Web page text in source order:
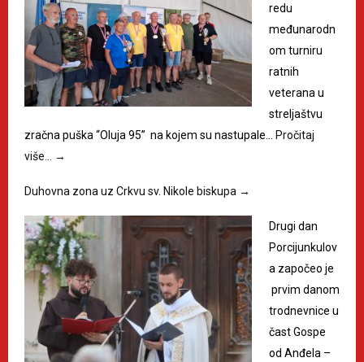
redu
međunarodn
om turniru
ratnih
veterana u
streljaštvu
zračna puška “Oluja 95” na kojem su nastupale…
Pročitaj
više…
→
Duhovna zona uz Crkvu sv. Nikole biskupa →
Drugi dan
Porcijunkulov
a započeo je
prvim danom
trodnevnice u
čast Gospe
od Anđela –